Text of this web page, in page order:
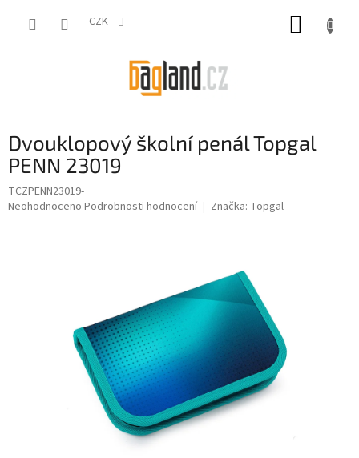
CZK
Dvouklopový školní penál Topgal
PENN 23019
TCZPENN23019-
Průměrné
Neohodnoceno Podrobnosti hodnocení Značka: Topgal